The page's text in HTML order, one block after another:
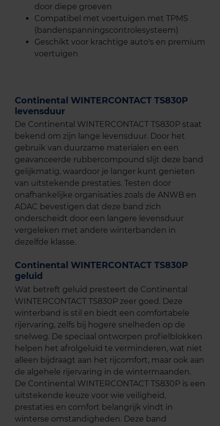
door diepe groeven
Compatibel met voertuigen met TPMS
(bandenspanningscontrolesysteem)
Geschikt voor krachtige auto's en premium
voertuigen
Continental WINTERCONTACT TS830P
levensduur
De Continental WINTERCONTACT TS830P staat
bekend om zijn lange levensduur. Door het
gebruik van duurzame materialen en een
geavanceerde rubbercompound slijt deze band
gelijkmatig, waardoor je langer kunt genieten
van uitstekende prestaties. Testen door
onafhankelijke organisaties zoals de ANWB en
ADAC bevestigen dat deze band zich
onderscheidt door een langere levensduur
vergeleken met andere winterbanden in
dezelfde klasse.
Continental WINTERCONTACT TS830P
geluid
Wat betreft geluid presteert de Continental
WINTERCONTACT TS830P zeer goed. Deze
winterband is stil en biedt een comfortabele
rijervaring, zelfs bij hogere snelheden op de
snelweg. De speciaal ontworpen profielblokken
helpen het afrolgeluid te verminderen, wat niet
alleen bijdraagt aan het rijcomfort, maar ook aan
de algehele rijervaring in de wintermaanden.
De Continental WINTERCONTACT TS830P is een
uitstekende keuze voor wie veiligheid,
prestaties en comfort belangrijk vindt in
winterse omstandigheden. Deze band